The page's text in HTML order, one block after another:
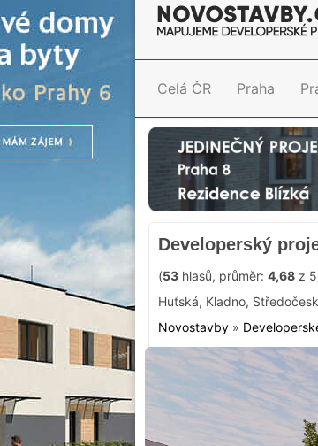
Celá ČR Praha
Developerský
(53 hlasů, průměr: 4,68 z
Huťská, Kladno,
Novostavby »